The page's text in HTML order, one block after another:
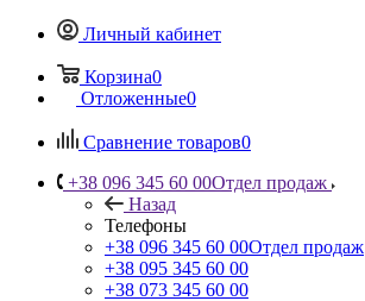
Личный кабинет
Корзина0
Отложенные0
Сравнение товаров0
+38 096 345 60 00Отдел продаж
Назад
Телефоны
+38 096 345 60 00Отдел продаж
+38 095 345 60 00
+38 073 345 60 00